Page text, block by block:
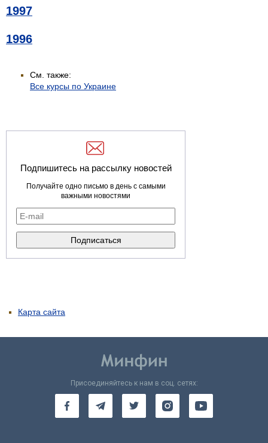
1997
1996
См. также:
Все курсы по Украине
Подпишитесь на рассылку новостей
Получайте одно письмо в день с самыми
важными новостями
Карта сайта
Присоединяйтесь к нам в соц. сетях: